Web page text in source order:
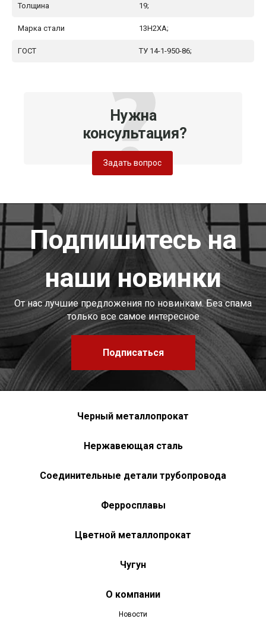
Толщина 19;
Марка стали 13Н2ХА;
ГОСТ ТУ 14-1-950-86;
Нужна
консультация?
Задать вопрос
Подпишитесь на
наши новинки
От нас лучшие предложения по новинкам. Без спама
только все самое интересное
Подписаться
Черный металлопрокат
Нержавеющая сталь
Соединительные детали трубопровода
Ферросплавы
Цветной металлопрокат
Чугун
О компании
Новости